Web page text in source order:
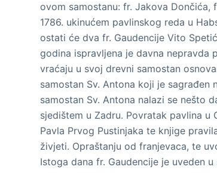
ovom samostanu:fr.Jakova Dončića,
1786. ukinućem pavlinskog reda u
ostati će dvafr. Gaudencije Vito
godina ispravljena je davna nepravda
vraćaju u svoj drevni samostan
samostan Sv.Antona koji je sagrađen
samostan Sv. Antona nalazi se nešto
sjedištem u Zadru. Povratak pavlina u
Pavla Prvog Pustinjaka te knjige
živjeti. Opraštanju od franjevaca, te u
Istoga danafr. Gaudencije je uveden